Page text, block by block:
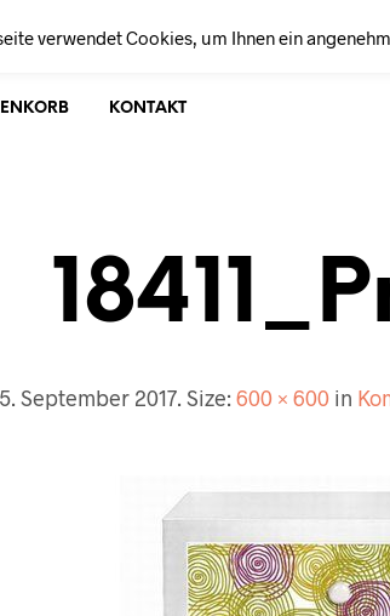
KONTAKT
5. September 2017. Size: 600 × 600in
verwendet Cookies, um Ihnen ein